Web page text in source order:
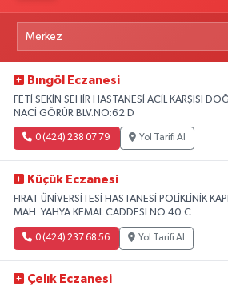
Bıngöl Eczanesi
FETİ SEKİN ŞEHİR HASTANESİ ACİL KARŞISI
NACİ GÖRÜR BLV.NO:62 D
0 (424) 238 07 79 Yol Tarifi Al
Küçük Eczanesi
FIRAT ÜNİVERSİTESİ HASTANESİ POLİKLİNİK
MAH. YAHYA KEMAL CADDESI NO:40 C
0 (424) 237 68 56 Yol Tarifi Al
Çelık Eczanesi